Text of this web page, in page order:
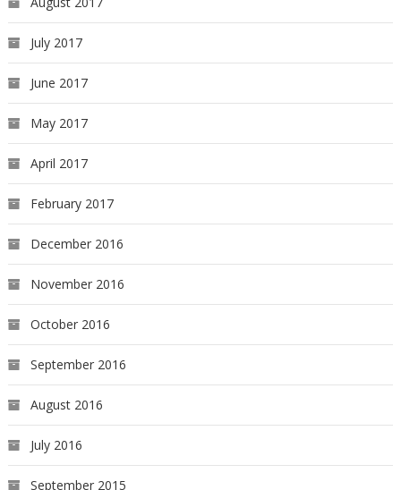
July 2017
June 2017
May 2017
April 2017
February 2017
December 2016
November 2016
October 2016
September 2016
August 2016
July 2016
September 2015